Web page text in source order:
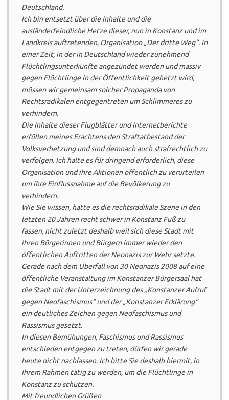
Deutschland.
Ich bin entsetzt über die Inhalte und die
ausländerfeindliche Hetze dieser, nun in Konstanz und im
Landkreis auftretenden, Organisation „Der dritte Weg“. In
einer Zeit, in der in Deutschland wieder zunehmend
Flüchtlingsunterkünfte angezündet werden und massiv
gegen Flüchtlinge in der Öffentlichkeit gehetzt wird,
müssen wir gemeinsam solcher Propaganda von
Rechtsradikalen entgegentreten um Schlimmeres zu
verhindern.
Die Inhalte dieser Flugblätter und Internetberichte
erfüllen meines Erachtens den Straftatbestand der
Volksverhetzung und sind demnach auch strafrechtlich zu
verfolgen. Ich halte es für dringend erforderlich, diese
Organisation und ihre Aktionen öffentlich zu verurteilen
um ihre Einflussnahme auf die Bevölkerung zu
verhindern.
Wie Sie wissen, hatte es die rechtsradikale Szene in den
letzten 20 Jahren recht schwer in Konstanz Fuß zu
fassen, nicht zuletzt deshalb weil sich diese Stadt mit
ihren Bürgerinnen und Bürgern immer wieder den
öffentlichen Auftritten der Neonazis zur Wehr setzte.
Gerade nach dem Überfall von 30 Neonazis 2008 auf eine
öffentliche Veranstaltung im Konstanzer Bürgersaal hat
die Stadt mit der Unterzeichnung des „Konstanzer Aufruf
gegen Neofaschismus“ und der „Konstanzer Erklärung“
ein deutliches Zeichen gegen Neofaschismus und
Rassismus gesetzt.
In diesen Bemühungen, Faschismus und Rassismus
entschieden entgegen zu treten, dürfen wir gerade
heute nicht nachlassen. Ich bitte Sie deshalb hiermit, in
Ihrem Rahmen tätig zu werden, um die Flüchtlinge in
Konstanz zu schützen.
Mit freundlichen Grüßen